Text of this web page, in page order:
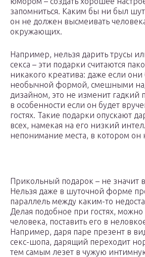
запомниться. Каким бы ни был
он не должен высмеивать
окружающих.
Например, нельзя дарить трусы
секса – эти подарки считаются
никакого креатива: даже если они
необычной формой, смешными
дизайном, это не изменит гадкий
в особенности если он будет
гостях. Такие подарки опускают
всех, намекая на его низкий
непонимание места, в котором он
Прикольный подарок – не
Нельзя даже в шуточной форме
параллель между каким-то
Делая подобное при гостях, можно
человека, поставить его в
Например, даря паре презент в
секс-шопа, дарящий переходит
тем самым лезет в чужую